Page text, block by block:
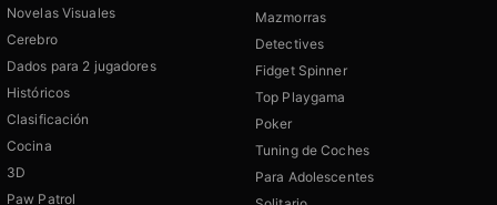
Novelas Visuales
Cerebro
Dados para 2 jugadores
Históricos
Clasificación
Cocina
3D
Paw Patrol
Mazmorras
Detectives
Fidget Spinner
Top Playgama
Poker
Tuning de Coches
Para Adolescentes